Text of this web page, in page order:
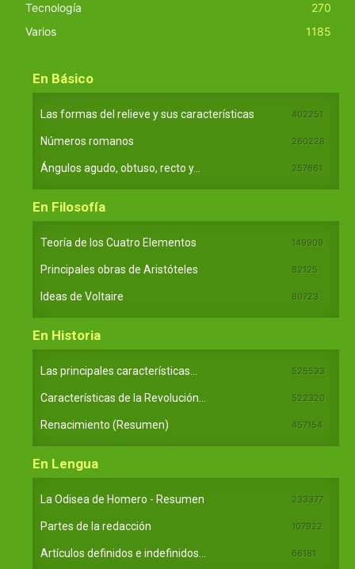
Tecnología
270
Varios
1185
En Básico
Las formas del relieve y sus características 402251
Números romanos 260228
Ángulos agudo, obtuso, recto y... 257661
En Filosofía
Teoría de los Cuatro Elementos 149909
Principales obras de Aristóteles 82125
Ideas de Voltaire 80723
En Historia
Las principales características... 525533
Características de la Revolución... 522320
Renacimiento (Resumen) 457154
En Lengua
La Odisea de Homero - Resumen 233377
Partes de la redacción 107922
Artículos definidos e indefinidos... 66181